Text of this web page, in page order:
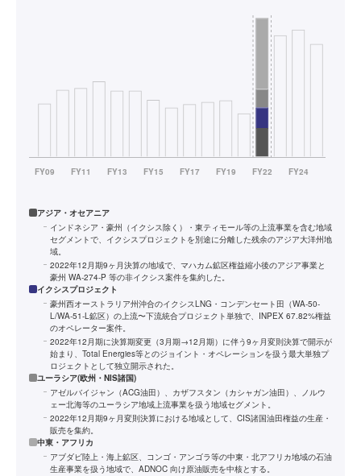
アジア・オセアニア
インドネシア・豪州（イクシス除く）・東ティモール等の上流事業を含む地域
セグメントで、イクシスプロジェクトを別途に分離した残余のアジア大洋州地
域。
2022年12月期9ヶ月決算の地域で、マハカム鉱区権益縮小後のアジア事業と
豪州 WA-274-P 等の非イクシス案件を集約した。
イクシスプロジェクト
豪州西オーストラリア州沖合のイクシスLNG・コンデンセート田（WA-50-
L/WA-51-L鉱区）の上流〜下流統合プロジェクト単独で、INPEX 67.82%権益
のオペレーター案件。
2022年12月期に決算期変更（3月期→12月期）に伴う9ヶ月変則決算で開示が
始まり、Total Energies等とのジョイント・オペレーションを扱う最大単独プ
ロジェクトとして独立開示された。
ユーラシア(欧州・NIS諸国)
アゼルバイジャン（ACG油田）、カザフスタン（カシャガン油田）、ノルウ
ェー北海等のユーラシア地域上流事業を扱う地域セグメント。
2022年12月期9ヶ月変則決算における地域として、CIS諸国油田権益の生産・
販売を集約。
中東・アフリカ
アブダビ陸上・海上鉱区、コンゴ・アンゴラ等の中東・北アフリカ地域の石油
生産事業を扱う地域で、ADNOC 向け原油販売を中核とする。